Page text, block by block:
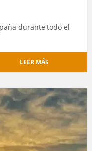
durante todo el
LEER MÁS